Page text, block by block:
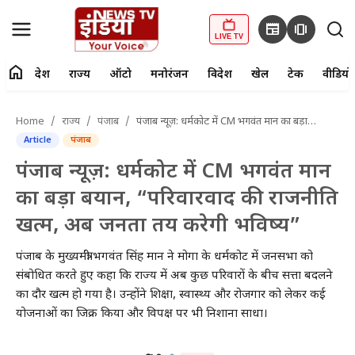
LIVE TV newspaper amp_stories
Home
राज्य
ऑटो
मनोरंजन
home देश राज्य ऑटो मनोरंजन विदेश खेल टेक वीडियो
Home राज्य पंजाब पंजाब न्यूज़: धर्मकोट में CM भगवंत मान का बड़ा बयान, “परिवारवाद की राजनीति खत्म, अब जनता तय करेगी भविष्य”
Article पंजाब
पंजाब न्यूज़: धर्मकोट में CM भगवंत मान
का बड़ा बयान, “परिवारवाद की राजनीति
खत्म, अब जनता तय करेगी भविष्य”
पंजाब के मुख्यमंत्री भगवंत सिंह मान ने मोगा के धर्मकोट में जनसभा को
संबोधित करते हुए कहा कि राज्य में अब कुछ परिवारों के बीच सत्ता बदलने
का दौर खत्म हो गया है। उन्होंने शिक्षा, स्वास्थ्य और रोजगार को लेकर कई
योजनाओं का जिक्र किया और विपक्ष पर भी निशाना साधा।